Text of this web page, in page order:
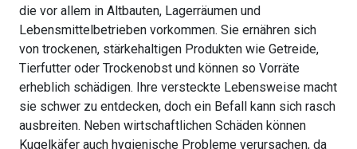
die vor allem in Altbauten, Lagerräumen und
Lebensmittelbetrieben vorkommen. Sie ernähren sich
von trockenen, stärkehaltigen Produkten wie Getreide,
Tierfutter oder Trockenobst und können so Vorräte
erheblich schädigen. Ihre versteckte Lebensweise macht
sie schwer zu entdecken, doch ein Befall kann sich rasch
ausbreiten. Neben wirtschaftlichen Schäden können
Kugelkäfer auch hygienische Probleme verursachen, da